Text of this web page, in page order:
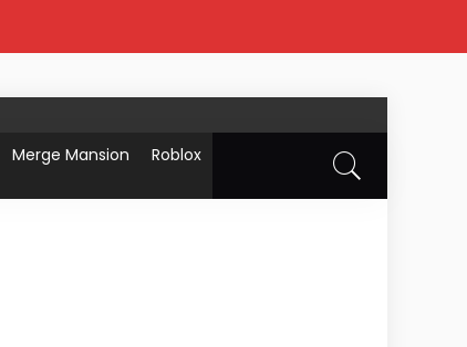
Merge Mansion Roblox